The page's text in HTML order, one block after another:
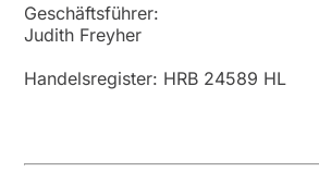
Geschäftsführer:
Judith Freyher
Handelsregister: HRB 24589 HL